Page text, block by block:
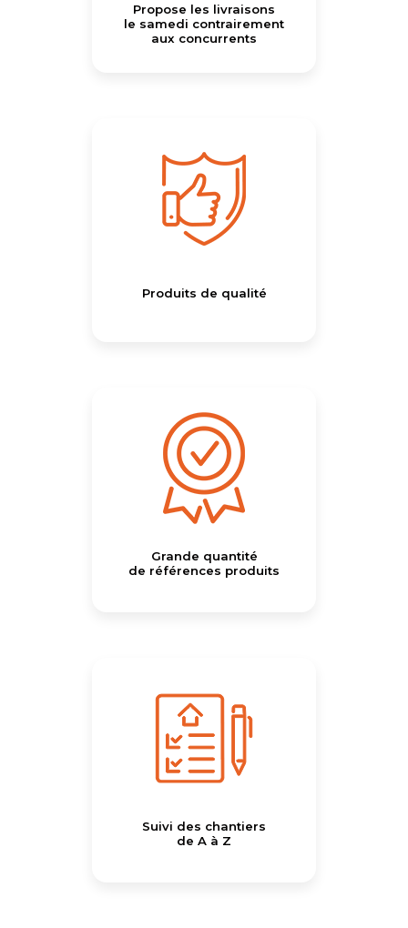
Propose les livraisons
le samedi contrairement
aux concurrents
Produits de qualité
Grande quantité
de références produits
Suivi des chantiers
de A à Z